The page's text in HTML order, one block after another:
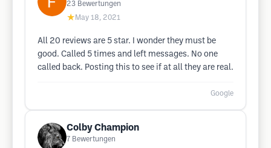
23 Bewertungen
★ May 18, 2021
All 20 reviews are 5 star. I wonder they must be
good. Called 5 times and left messages. No one
called back. Posting this to see if at all they are real.
Google
Colby Champion
7 Bewertungen